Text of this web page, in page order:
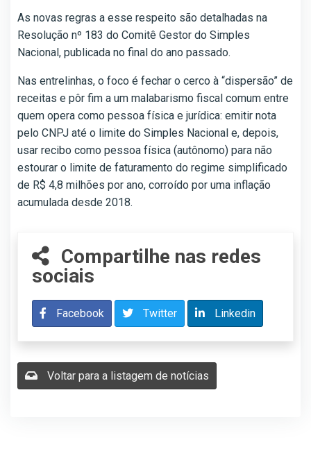
As novas regras a esse respeito são detalhadas na
Resolução nº 183 do Comitê Gestor do Simples
Nacional, publicada no final do ano passado.
Nas entrelinhas, o foco é fechar o cerco à “dispersão” de
receitas e pôr fim a um malabarismo fiscal comum entre
quem opera como pessoa física e jurídica: emitir nota
pelo CNPJ até o limite do Simples Nacional e, depois,
usar recibo como pessoa física (autônomo) para não
estourar o limite de faturamento do regime simplificado
de R$ 4,8 milhões por ano, corroído por uma inflação
acumulada desde 2018.
Compartilhe nas redes
sociais
Facebook Twitter Linkedin
Voltar para a listagem de notícias